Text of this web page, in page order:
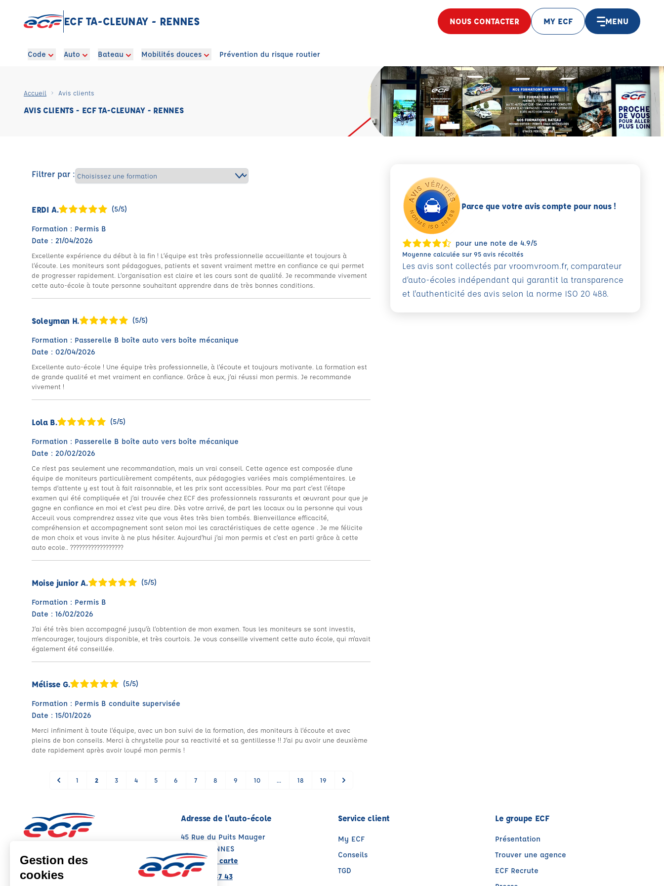
ECF TA-CLEUNAY - RENNES NOUS CONTACTER MY ECF MENU
Code Auto Bateau Mobilités douces Prévention du risque routier
Accueil Avis clients
AVIS CLIENTS - ECF TA-CLEUNAY - RENNES
Filtrer par :
ERDI A. (5/5)
Formation : Permis B
Date : 21/04/2026
Excellente expérience du début à la fin ! L’équipe est très professionnelle accueillante et toujours à
l’écoute. Les moniteurs sont pédagogues, patients et savent vraiment mettre en confiance ce qui permet
de progresser rapidement. L’organisation est claire et les cours sont de qualité. Je recommande vivement
cette auto-école à toute personne souhaitant apprendre dans de très bonnes conditions.
Soleyman H. (5/5)
Formation : Passerelle B boîte auto vers boîte mécanique
Date : 02/04/2026
Excellente auto-école ! Une équipe très professionnelle, à l’écoute et toujours motivante. La formation est
de grande qualité et met vraiment en confiance. Grâce à eux, j’ai réussi mon permis. Je recommande
vivement !
Lola B. (5/5)
Formation : Passerelle B boîte auto vers boîte mécanique
Date : 20/02/2026
Ce n’est pas seulement une recommandation, mais un vrai conseil. Cette agence est composée d’une
équipe de moniteurs particulièrement compétents, aux pédagogies variées mais complémentaires. Le
temps d’attente y est tout à fait raisonnable, et les prix sont accessibles. Pour ma part c’est l’étape
examen qui été compliquée et j’ai trouvée chez ECF des professionnels rassurants et œuvrant pour que je
gagne en confiance en moi et c’est peu dire. Dès votre arrivé, de part les locaux ou la personne qui vous
Acceuil vous comprendrez assez vite que vous êtes très bien tombés. Bienveillance efficacité,
compréhension et accompagnement sont selon moi les caractéristiques de cette agence . Je me félicite
de mon choix et vous invite à ne plus hésiter. Aujourd’hui j’ai mon permis et c’est en parti grâce à cette
auto ecole.. ??????????????????
Moise junior A. (5/5)
Formation : Permis B
Date : 16/02/2026
J’ai été très bien accompagné jusqu’à l’obtention de mon examen. Tous les moniteurs se sont investis,
m’encourager, toujours disponible, et très courtois. Je vous conseille vivement cette auto école, qui m’avait
également été conseillée.
Mélisse G. (5/5)
Formation : Permis B conduite supervisée
Date : 15/01/2026
Merci infiniment à toute l’équipe, avec un bon suivi de la formation, des moniteurs à l’écoute et avec
pleins de bon conseils. Merci à chrystelle pour sa reactivité et sa gentillesse !! J’ai pu avoir une deuxième
date rapidement après avoir loupé mon permis !
1 2 3 4 5 6 7 8 9 10 ... 18 19
Parce que votre avis compte pour nous !
pour une note de 4.9/5
Moyenne calculée sur 95 avis récoltés
Les avis sont collectés par vroomvroom.fr, comparateur
d’auto-écoles indépendant qui garantit la transparence
et l'authenticité des avis selon la norme ISO 20 488.
Note : 4.9/5
Moyenne calculée sur 95 avis
Adresse de l'auto-école
45 Rue du Puits Mauger
35000 RENNES
Voir sur la carte
02 99 30 87 43
Service client
My ECF
Conseils
TGD
Le groupe ECF
Présentation
Trouver une agence
ECF Recrute